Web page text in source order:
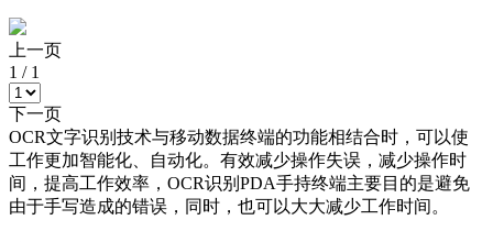
上一页
1 / 1
下一页
OCR文字识别技术与移动数据终端的功能相结合时，可以使
工作更加智能化、自动化。有效减少操作失误，减少操作时
间，提高工作效率，OCR识别PDA手持终端主要目的是避免
由于手写造成的错误，同时，也可以大大减少工作时间。